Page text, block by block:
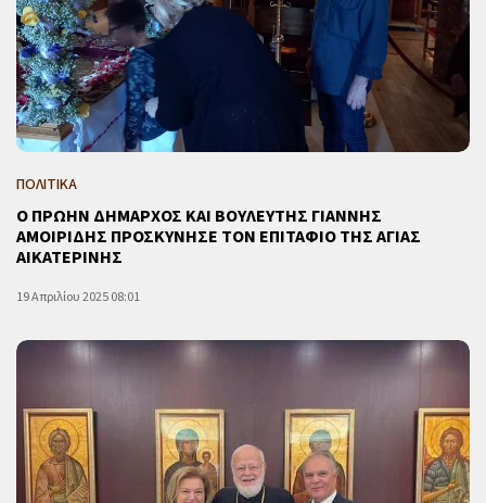
ΠΟΛΙΤΙΚΑ
Ο ΠΡΩΗΝ ΔΗΜΑΡΧΟΣ ΚΑΙ ΒΟΥΛΕΥΤΗΣ ΓΙΑΝΝΗΣ
ΑΜΟΙΡΙΔΗΣ ΠΡΟΣΚΥΝΗΣΕ ΤΟΝ ΕΠΙΤΑΦΙΟ ΤΗΣ ΑΓΙΑΣ
ΑΙΚΑΤΕΡΙΝΗΣ
19 Απριλίου 2025 08:01